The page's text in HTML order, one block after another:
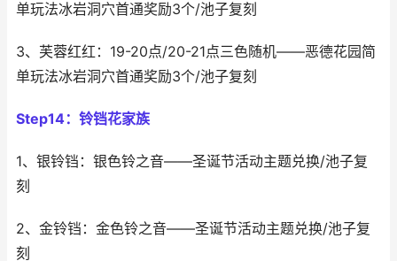
单玩法冰岩洞穴首通奖励3个/池子复刻
3、芙蓉红红：19-20点/20-21点三色随机——恶德花园简
单玩法冰岩洞穴首通奖励3个/池子复刻
Step14：铃铛花家族
1、银铃铛：银色铃之音——圣诞节活动主题兑换/池子复
刻
2、金铃铛：金色铃之音——圣诞节活动主题兑换/池子复
刻